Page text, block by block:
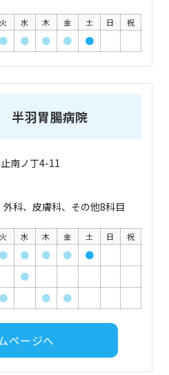
火 水 木 金 土 日 祝
● ● ● ● ●
羽胃腸病院
南ノ丁4-11
科、皮膚科、その他8科目
火 水 木 金 土 日 祝
● ● ● ●
●
●
● ● ●
ページへ